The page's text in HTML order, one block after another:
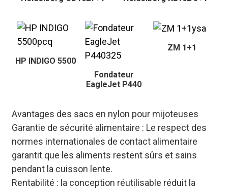
HP INDIGO 5500
Fondateur
EagleJet P440
ZM 1+1
Avantages des sacs en nylon pour mijoteuses
Garantie de sécurité alimentaire : Le respect des
normes internationales de contact alimentaire
garantit que les aliments restent sûrs et sains
pendant la cuisson lente.
Rentabilité : la conception réutilisable réduit la